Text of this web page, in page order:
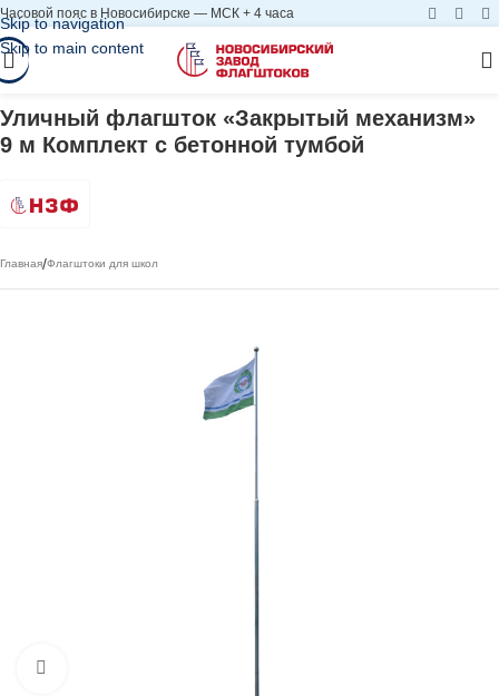
Skip to navigation
Skip to main content
Часовой пояс в Новосибирске — МСК + 4 часа
Уличный флагшток «Закрытый механизм»
9 м Комплект с бетонной тумбой
Главная/Флагштоки для школ